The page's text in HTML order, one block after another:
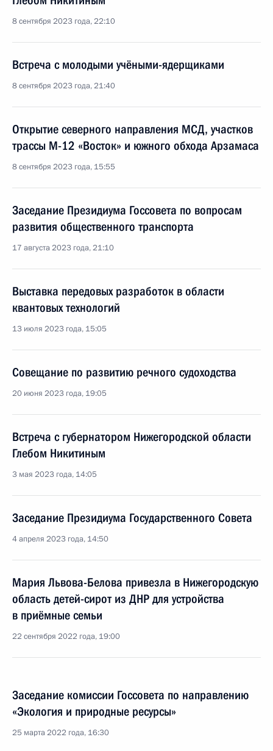
8 сентября 2023 года, 22:10
Встреча с молодыми учёными-ядерщиками
8 сентября 2023 года, 21:40
Открытие северного направления МСД, участков
трассы М-12 «Восток» и южного обхода Арзамаса
8 сентября 2023 года, 15:55
Заседание Президиума Госсовета по вопросам
развития общественного транспорта
17 августа 2023 года, 21:10
Выставка передовых разработок в области
квантовых технологий
13 июля 2023 года, 15:05
Совещание по развитию речного судоходства
20 июня 2023 года, 19:05
Встреча с губернатором Нижегородской области
Глебом Никитиным
3 мая 2023 года, 14:05
Заседание Президиума Государственного Совета
4 апреля 2023 года, 14:50
Мария Львова-Белова привезла в Нижегородскую
область детей-сирот из ДНР для устройства
в приёмные семьи
22 сентября 2022 года, 19:00
Заседание комиссии Госсовета по направлению
«Экология и природные ресурсы»
25 марта 2022 года, 16:30